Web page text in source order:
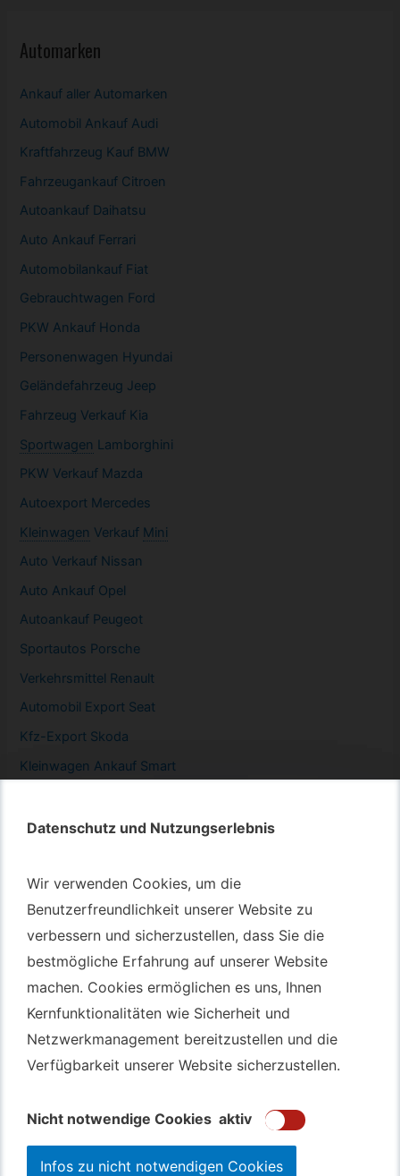
Datenschutz und Nutzungserlebnis
Wir verwenden Cookies, um die
Benutzerfreundlichkeit unserer Website zu
verbessern und sicherzustellen, dass Sie die
bestmögliche Erfahrung auf unserer Website
machen. Cookies ermöglichen es uns, Ihnen
Kernfunktionalitäten wie Sicherheit und
Netzwerkmanagement bereitzustellen und die
Verfügbarkeit unserer Website sicherzustellen.
Nicht notwendige Cookies aktiv
Infos zu nicht notwendigen Cookies
Datenschutz und Nutzungserlebnis
Wir verwenden Cookies, um die
Benutzerfreundlichkeit unserer Website zu
verbessern und sicherzustellen, dass Sie die
bestmögliche Erfahrung auf unserer Website
machen. Cookies ermöglichen es uns, Ihnen
Kernfunktionalitäten wie Sicherheit und
Netzwerkmanagement bereitzustellen und die
Verfügbarkeit unserer Website sicherzustellen.
Nicht notwendige Cookies aktiv
Infos zu nicht notwendigen Cookies
Automarken
Ankauf aller Automarken
Automobil Ankauf Audi
Kraftfahrzeug Kauf BMW
Fahrzeugankauf Citroen
Autoankauf Daihatsu
Auto Ankauf Ferrari
Automobilankauf Fiat
Gebrauchtwagen Ford
PKW Ankauf Honda
Personenwagen Hyundai
Geländefahrzeug Jeep
Fahrzeug Verkauf Kia
Sportwagen Lamborghini
PKW Verkauf Mazda
Autoexport Mercedes
Kleinwagen Verkauf Mini
Auto Verkauf Nissan
Auto Ankauf Opel
Autoankauf Peugeot
Sportautos Porsche
Verkehrsmittel Renault
Automobil
Export Seat
Kfz-Export Skoda
Kleinwagen Ankauf Smart
Autotransport Bochum
Autotransport Düsseldorf
Autotransport Essen
Autoexport Gelsenkirchen
GebrauchtwagenAnkauf Bochum